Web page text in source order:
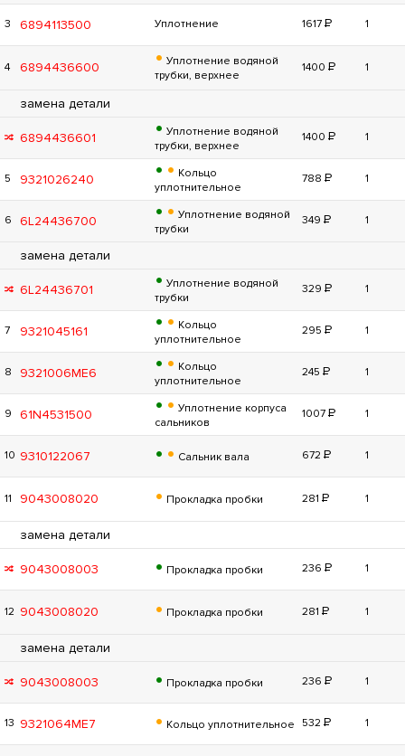
3 6894113500 Уплотнение 1617 Р 1
4 6894436600 • Уплотнение водяной
трубки, верхнее
1400 Р 1
замена детали
6894436601 • Уплотнение водяной
трубки, верхнее
1400 Р 1
5 9321026240 •• Кольцо
уплотнительное
788 Р 1
6 6L24436700 •• Уплотнение водяной
трубки
349 Р 1
замена детали
6L24436701 • Уплотнение водяной
трубки
329 Р 1
7 9321045161 •• Кольцо
уплотнительное
295 Р 1
8 9321006ME6 •• Кольцо
уплотнительное
245 Р 1
9 61N4531500 •• Уплотнение корпуса
сальников
1007 Р 1
10 9310122067 • • Сальник вала 672 Р 1
11 9043008020 • Прокладка пробки 281 Р 1
замена детали
9043008003 • Прокладка пробки 236 Р 1
12 9043008020 • Прокладка пробки 281 Р 1
замена детали
9043008003 • Прокладка пробки 236 Р 1
13 9321064ME7 • Кольцо уплотнительное 532 Р 1